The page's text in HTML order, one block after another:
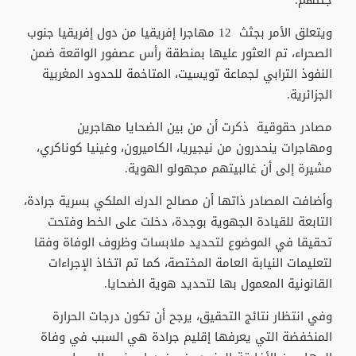
ويتعلق الأمر بجثث 12 مهاجرا إفريقيا من دول إفريقيا جنوب
الصحراء، تم العثور عليها بمنطقة رأس عصفور الواقعة ضمن
النفوذ الترابي لجماعة تويسيت، المتاخمة للحدود المغربية
الجزائرية.
مصادر حقوقية ذكرت أن من بين الضحايا مهاجرين
ومهاجرات ينحدرون من نيجيريا، الكاميرون، وغينيا كوناكري،
مشيرة إلى أن غالبيتهم مجهولو الهوية.
وأضافت المصادر ذاتها أن مصالح الدرك الملكي بسرية جرادة،
التابعة للقيادة الجهوية بوجدة، دخلت على الخط وفتحت
تحقيقا في الموضوع لتحديد ملابسات وظروف الوفاة وفقا
لتعليمات النيابة العامة المختصة، كما تم اتخاذ الإجراءات
القانونية المعمول بها لتحديد هوية الضحايا.
وفي انتظار نتائج التحقيق، يرجح أن تكون درجات الحرارة
المنخفضة التي يعرفها إقليم جرادة هي السبب في وفاة